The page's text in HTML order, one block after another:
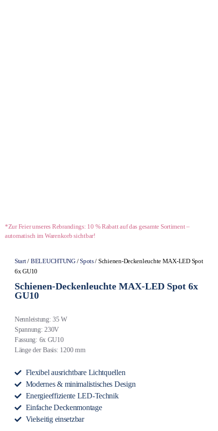
*Zur Feier unseres Rebrandings: 10 % Rabatt auf das gesamte Sortiment –
automatisch im Warenkorb sichtbar!
Start/ BELEUCHTUNG/Spots/ Schienen-Deckenleuchte MAX-LED Spot
6x GU10
Schienen-Deckenleuchte MAX-LED Spot 6x
GU10
Nennleistung: 35 W
Spannung: 230V
Fassung: 6x GU10
Länge der Basis: 1200 mm
Flexibel ausrichtbare Lichtquellen
Modernes & minimalistisches Design
Energieeffiziente LED-Technik
Einfache Deckenmontage
Vielseitig einsetzbar